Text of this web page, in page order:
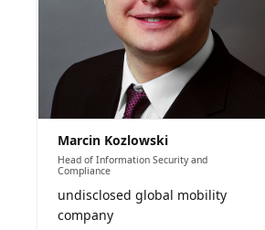
Marcin Kozlowski
Head of Information Security and
Compliance
undisclosed global mobility
company